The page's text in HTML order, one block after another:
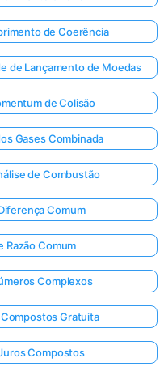
de Coerência
de Lançamento de Moedas
de Colisão
Gases Combinada
de Combustão
Comum
Razão Comum
Complexos
Gratuita
Compostos